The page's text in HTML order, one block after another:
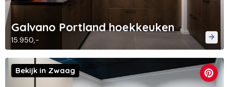
Galvano Portland hoekkeuken
15.950,-
Bekijk in Zwaag